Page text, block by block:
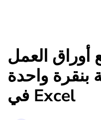
العمل
بنقرة واحدة
في Excel